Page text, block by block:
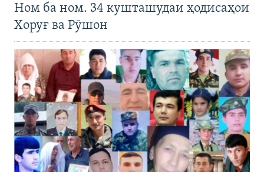
Ном ба ном. 34 кушташудаи ҳодисаҳои
Хоруғ ва Рӯшон